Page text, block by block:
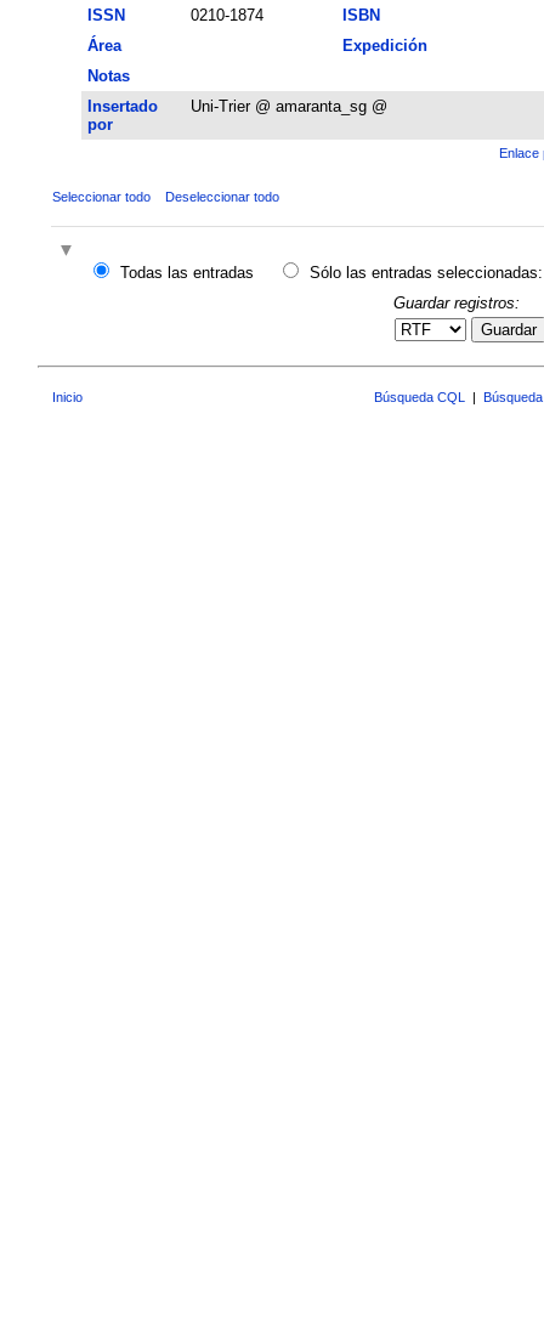
ISSN
0210-1874
ISBN
Área
Expedición
Notas
Insertado
por
Uni-Trier @ amaranta_sg @
Enlace
Seleccionar todo Deseleccionar todo
Todas las entradas
Sólo las entradas seleccionadas:
Guardar registros:
Guardar
Inicio Búsqueda CQL